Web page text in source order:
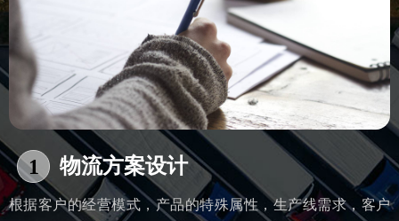
1
根据客户的经营模式，产品的特殊属性，生产线需求，客户
物流方案设计